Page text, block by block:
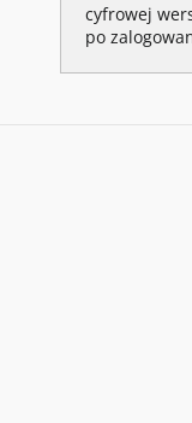
cyfrowej
po